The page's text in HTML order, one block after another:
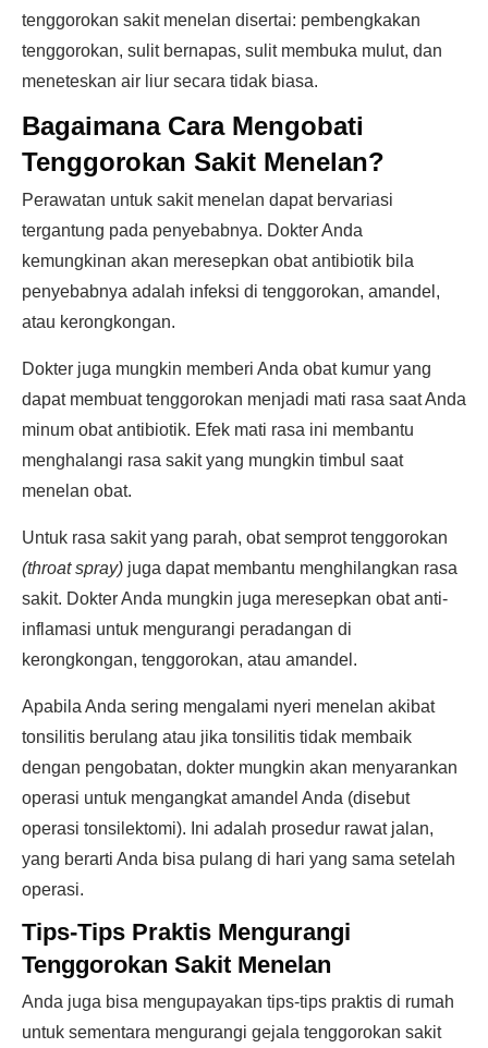
tenggorokan sakit menelan disertai: pembengkakan
tenggorokan, sulit bernapas, sulit membuka mulut, dan
meneteskan air liur secara tidak biasa.
Bagaimana Cara Mengobati
Tenggorokan Sakit Menelan?
Perawatan untuk sakit menelan dapat bervariasi
tergantung pada penyebabnya. Dokter Anda
kemungkinan akan meresepkan obat antibiotik bila
penyebabnya adalah infeksi di tenggorokan, amandel,
atau kerongkongan.
Dokter juga mungkin memberi Anda obat kumur yang
dapat membuat tenggorokan menjadi mati rasa saat Anda
minum obat antibiotik. Efek mati rasa ini membantu
menghalangi rasa sakit yang mungkin timbul saat
menelan obat.
Untuk rasa sakit yang parah, obat semprot tenggorokan
(throat spray) juga dapat membantu menghilangkan rasa
sakit. Dokter Anda mungkin juga meresepkan obat anti-
inflamasi untuk mengurangi peradangan di
kerongkongan, tenggorokan, atau amandel.
Apabila Anda sering mengalami nyeri menelan akibat
tonsilitis berulang atau jika tonsilitis tidak membaik
dengan pengobatan, dokter mungkin akan menyarankan
operasi untuk mengangkat amandel Anda (disebut
operasi tonsilektomi). Ini adalah prosedur rawat jalan,
yang berarti Anda bisa pulang di hari yang sama setelah
operasi.
Tips-Tips Praktis Mengurangi
Tenggorokan Sakit Menelan
Anda juga bisa mengupayakan tips-tips praktis di rumah
untuk sementara mengurangi gejala tenggorokan sakit